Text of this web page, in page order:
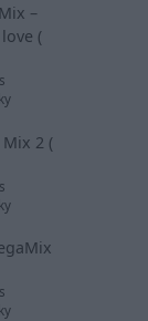
–
(
Mix 2 (